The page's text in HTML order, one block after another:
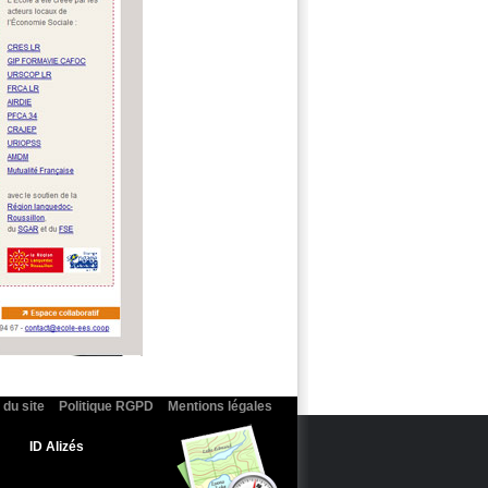
du site Politique RGPD Mentions légales
ID Alizés